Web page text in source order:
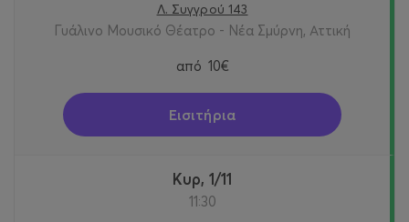
Λ. Συγγρού 143
Γυάλινο Μουσικό Θέατρο - Νέα Σμύρνη, Αττική
από 10€
Εισιτήρια
Κυρ, 1/11
11:30